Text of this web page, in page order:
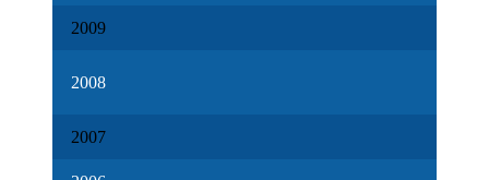
2009
2008
2007